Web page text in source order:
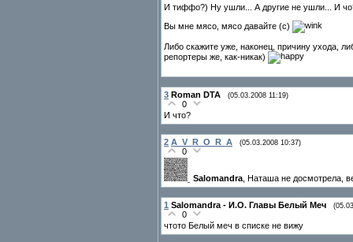
И тиффо?) Ну ушли... А другие не ушли... И
Вы мне мясо, мясо давайте (с)
Либо скажите уже, наконец, причину ухода,
репортеры же, как-никак)
3 Roman DTA (05.03.2008 11:19)
0
И что?
2 A_V_R_O_R_A (05.03.2008 10:37)
0
Salomandra , Наташа не досмотрела,
1 Salomandra - И.О. Главы Белый Меч
0
чтото Белый меч в списке не вижу